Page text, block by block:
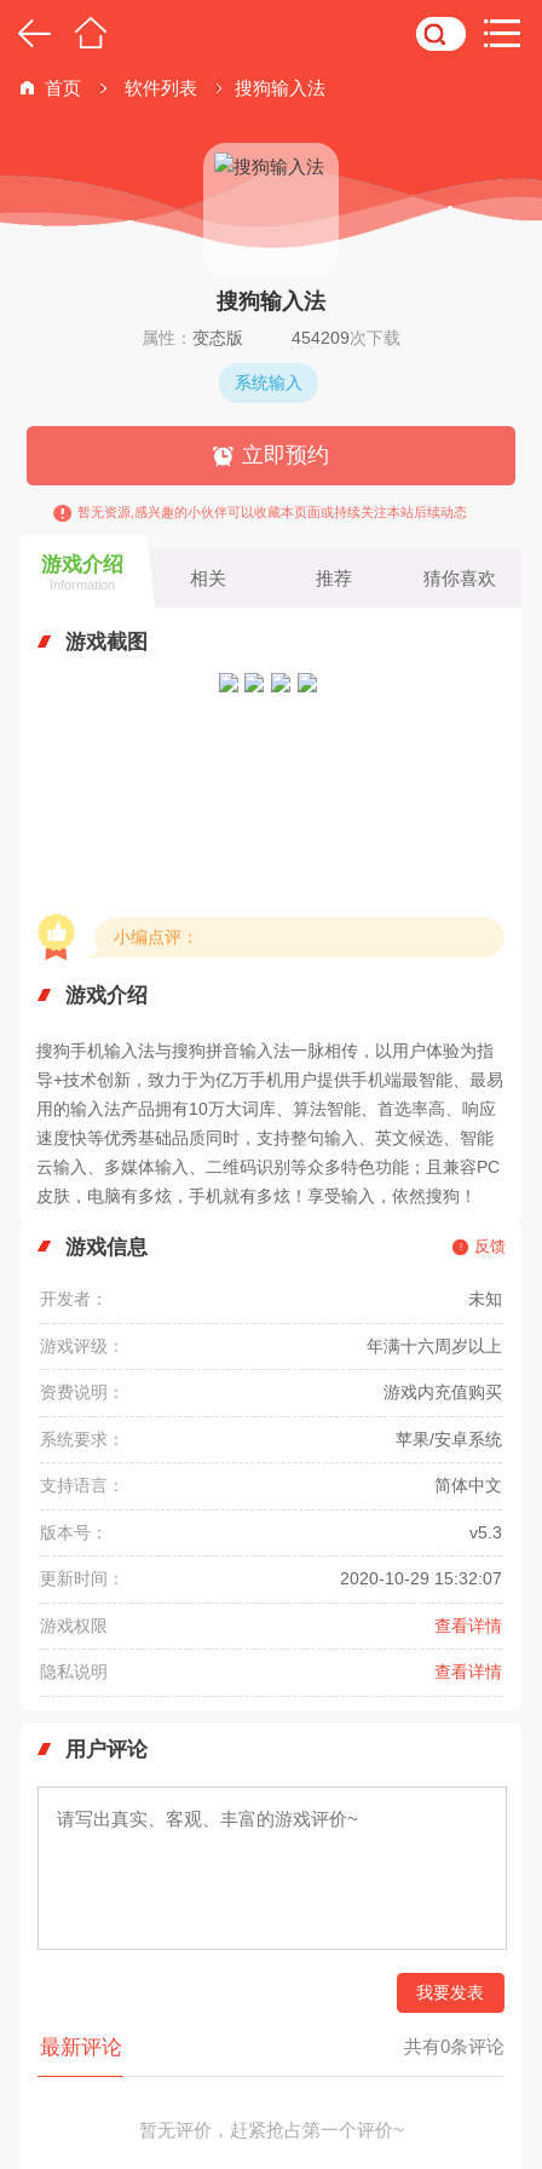
首页 软件列表 搜狗输入法
搜狗输入法
属性： 变态版 454209次下载
系统输入
立即预约
暂无资源,感兴趣的小伙伴可以收藏本页面或持续关注本站后续动态
游戏介绍
Information 相关 推荐 猜你喜欢
游戏截图
小编点评：
游戏介绍
搜狗手机输入法与搜狗拼音输入法一脉相传，以用户体验为指
导+技术创新，致力于为亿万手机用户提供手机端最智能、最易
用的输入法产品拥有10万大词库、算法智能、首选率高、响应
速度快等优秀基础品质同时，支持整句输入、英文候选、智能
云输入、多媒体输入、二维码识别等众多特色功能；且兼容PC
皮肤，电脑有多炫，手机就有多炫！享受输入，依然搜狗！
游戏信息 反馈
开发者： 未知
游戏评级： 年满十六周岁以上
资费说明： 游戏内充值购买
系统要求： 苹果/安卓系统
支持语言： 简体中文
版本号： v5.3
更新时间： 2020-10-29 15:32:07
游戏权限 查看详情
隐私说明 查看详情
用户评论
我要发表
最新评论 共有0条评论
暂无评价，赶紧抢占第一个评价~